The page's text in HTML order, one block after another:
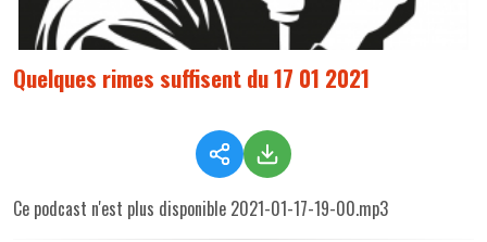
Quelques rimes suffisent du 17 01 2021
Ce podcast n'est plus disponible 2021-01-17-19-00.mp3